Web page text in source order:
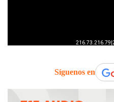
Síguenos en